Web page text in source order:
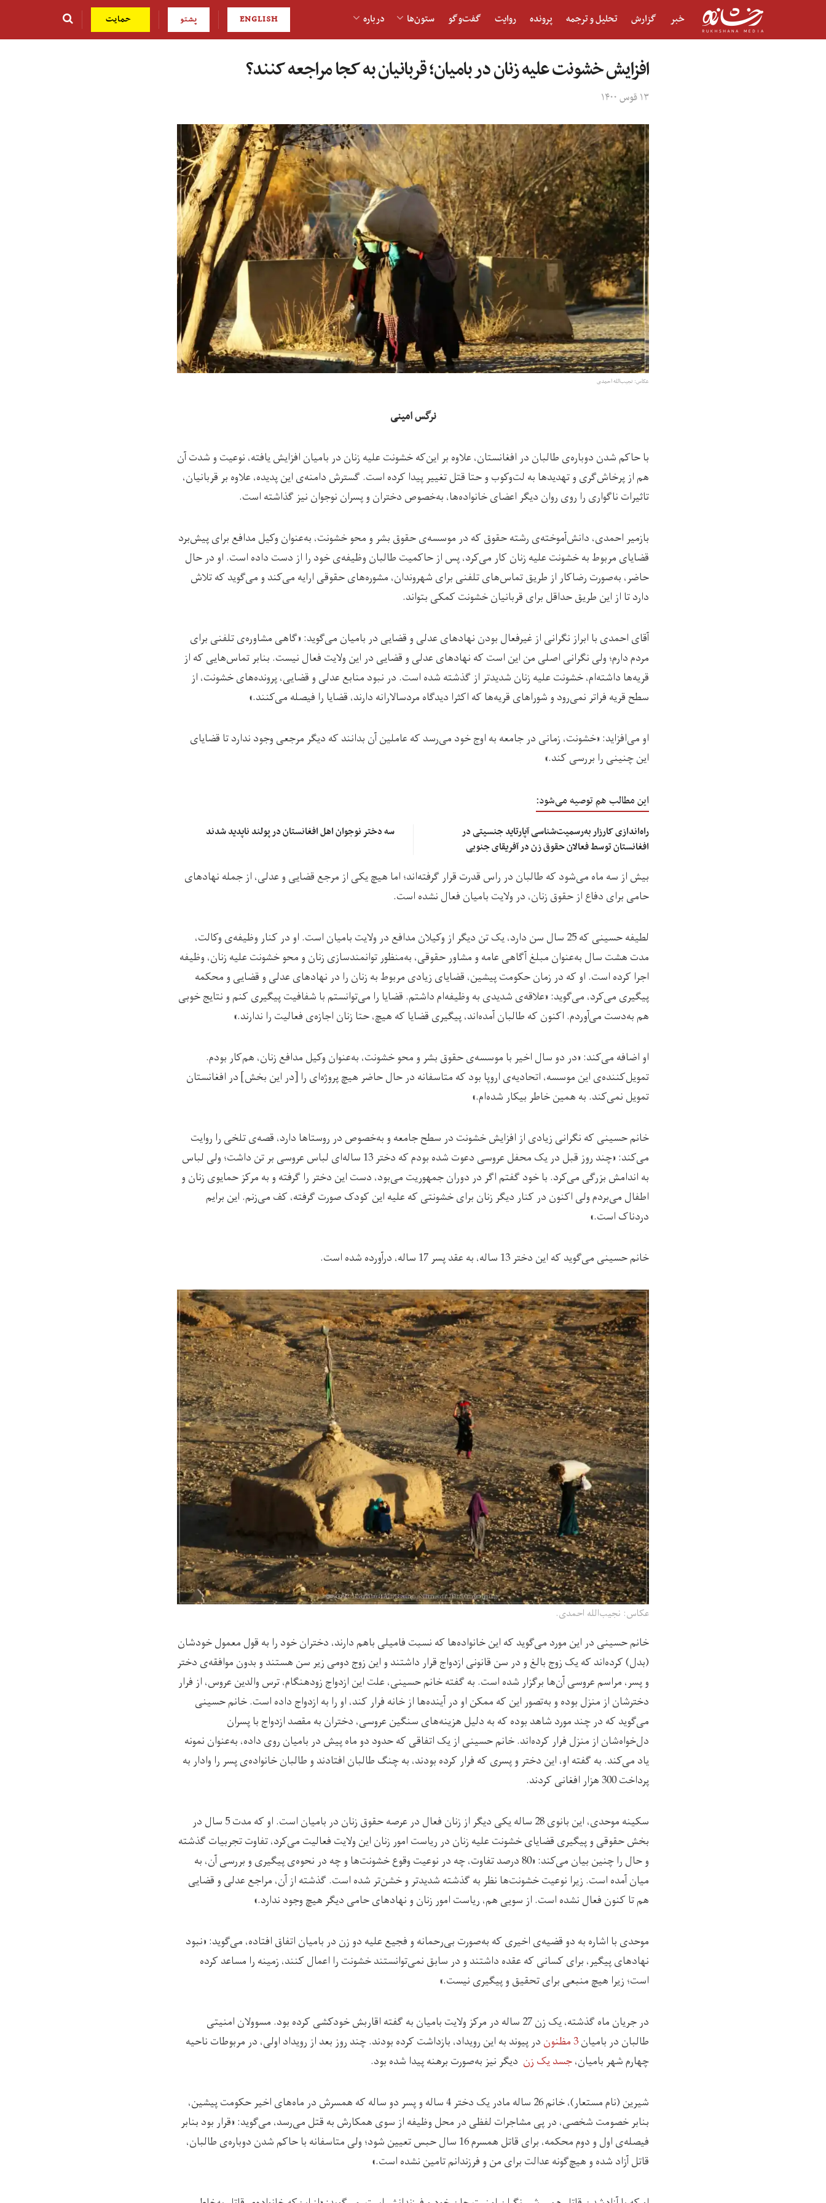
خبر گزارش تحلیل و ترجمه پرونده روایت گفت‌و‎گو ستون‌ها درباره ENGLISH پشتو حمایت
افزایش خشونت علیه زنان در بامیان؛ قربانیان به کجا مراجعه کنند؟
۱۳ قوس ۱۴۰۰
عکاس: نجیب‌الله احمدی
نرگس امینی
با حاکم شدن دوباره‌ی طالبان در افغانستان، علاوه بر این‌که خشونت علیه زنان در بامیان افزایش یافته، نوعیت و شدت آن
هم از پرخاش‌گری و تهدیدها به لت‌وکوب و حتا قتل تغییر پیدا کرده است. گسترش دامنه‌ی این پدیده، علاوه بر قربانیان،
تاثیرات ناگواری را روی روان دیگر اعضای خانواده‌ها، به‌خصوص دختران و پسران نوجوان نیز گذاشته است.
بازمیر احمدی، دانش‌آموخته‌ی رشته حقوق که در موسسه‌ی حقوق بشر و محو خشونت، به‌عنوان وکیل مدافع برای پیش‌برد
قضایای مربوط به خشونت علیه زنان کار می‌کرد، پس از حاکمیت طالبان وظیفه‌ی خود را از دست داده است. او در حال
حاضر، به‌صورت رضاکار از طریق تماس‌های تلفنی برای شهروندان، مشوره‌های حقوقی ارایه می‌کند و می‌گوید که تلاش
دارد تا از این طریق حداقل برای قربانیان خشونت کمکی بتواند.
آقای احمدی با ابراز نگرانی از غیرفعال بودن نهادهای عدلی و قضایی در بامیان می‌گوید: «گاهی مشاوره‌ی تلفنی برای
مردم دارم؛ ولی نگرانی اصلی من این است که نهادهای عدلی و قضایی در این ولایت فعال نیست. بنابر تماس‌هایی که از
قریه‌ها داشته‌ام، خشونت علیه زنان شدیدتر از گذشته شده است. در نبود منابع عدلی و قضایی، پرونده‌های خشونت، از
سطح قریه فراتر نمی‌رود و شوراهای قریه‌ها که اکثرا دیدگاه مردسالارانه دارند، قضایا را فیصله می‌کنند.»
او می‌افزاید: «خشونت، زمانی در جامعه به اوج خود می‌رسد که عاملین آن بدانند که دیگر مرجعی وجود ندارد تا قضایای
این چنینی را بررسی کند.»
این مطالب هم توصیه می‌شود:
راه‌اندازی کارزار به‌رسمیت‌شناسی آپارتاید جنسیتی در
افغانستان توسط فعالان حقوق زن در آفریقای جنوبی
سه دختر نوجوان اهل افغانستان در پولند ناپدید شدند
بیش از سه ماه می‌شود که طالبان در راس قدرت قرار گرفته‌اند؛ اما هیچ یکی از مرجع قضایی و عدلی، از جمله نهادهای
حامی برای دفاع از حقوق زنان، در ولایت بامیان فعال نشده است.
لطیفه حسینی که 25 سال سن دارد، یک تن دیگر از وکیلان مدافع در ولایت بامیان است. او در کنار وظیفه‌ی وکالت،
مدت هشت سال به‌عنوان مبلغ آگاهی عامه و مشاور حقوقی، به‌منظور توانمندسازی زنان و محو خشونت علیه زنان، وظیفه
اجرا کرده است. او که در زمان حکومت پیشین، قضایای زیادی مربوط به زنان را در نهادهای عدلی و قضایی و محکمه
پیگیری می‌کرد، می‌گوید: «علاقه‌ی شدیدی به وظیفه‌ام داشتم. قضایا را می‌توانستم با شفافیت پیگیری کنم و نتایج خوبی
هم به‌دست می‌آوردم. اکنون که طالبان آمده‌اند، پیگیری قضایا که هیچ، حتا زنان اجازه‌ی فعالیت را ندارند.»
او اضافه می‌کند: «در دو سال اخیر با موسسه‌ی حقوق بشر و محو خشونت، به‌عنوان وکیل مدافع زنان، هم‌کار بودم.
تمویل‌کننده‌ی این موسسه، اتحادیه‌ی اروپا بود که متاسفانه در حال حاضر هیچ پروژه‌ای را [در این بخش] در افغانستان
تمویل نمی‌کند. به همین خاطر بیکار شده‌ام.»
خانم حسینی که نگرانی زیادی از افزایش خشونت در سطح جامعه و به‌خصوص در روستاها دارد، قصه‌ی تلخی را روایت
می‌کند: «چند روز قبل در یک محفل عروسی دعوت شده بودم که دختر 13 ساله‌ای لباس عروسی بر تن داشت؛ ولی لباس
به اندامش بزرگی می‌کرد. با خود گفتم اگر در دوران جمهوریت می‌بود، دست این دختر را گرفته و به مرکز حمایوی زنان و
اطفال می‌بردم ولی اکنون در کنار دیگر زنان برای خشونتی که علیه این کودک صورت گرفته، کف می‌زنم. این برایم
دردناک است.»
خانم حسینی می‌گوید که این دختر 13 ساله، به عقد پسر 17 ساله، درآورده شده است.
عکاس: نجیب‌الله احمدی.
خانم حسینی در این مورد می‌گوید که این خانواده‌ها که نسبت فامیلی باهم دارند، دختران خود را به قول معمول خودشان
(بدل) کرده‌اند که یک زوج بالغ و در سن قانونی ازدواج قرار داشتند و این زوج دومی زیر سن هستند و بدون موافقه‌ی دختر
و پسر، مراسم عروسی آن‌ها برگزار شده است. به گفته خانم حسینی، علت این ازدواج زودهنگام، ترس والدین عروس، از فرار
دخترشان از منزل بوده و به‌تصور این که ممکن او در آینده‌ها از خانه فرار کند، او را به ازدواج داده است. خانم حسینی
می‌گوید که در چند مورد شاهد بوده که به دلیل هزینه‌های سنگین عروسی، دختران به مقصد ازدواج با پسران
دل‌خواه‌شان از منزل فرار کرده‌اند. خانم حسینی از یک اتفاقی که حدود دو ماه پیش در بامیان روی داده، به‌عنوان نمونه
یاد می‌کند. به گفته او، این دختر و پسری که فرار کرده بودند، به چنگ طالبان افتادند و طالبان خانواده‌ی پسر را وادار به
پرداخت 300 هزار افغانی کردند.
سکینه موحدی، این بانوی 28 ساله یکی دیگر از زنان فعال در عرصه حقوق زنان در بامیان است. او که مدت 5 سال در
بخش حقوقی و پیگیری قضایای خشونت علیه زنان در ریاست امور زنان این ولایت فعالیت می‌کرد، تفاوت تجربیات گذشته
و حال را چنین بیان می‌کند: «80 درصد تفاوت، چه در نوعیت وقوع خشونت‌ها و چه در نحوه‌ی پیگیری و بررسی آن، به
میان آمده است. زیرا نوعیت خشونت‌ها نظر به گذشته شدیدتر و خشن‌تر شده است. گذشته از آن، مراجع عدلی و قضایی
هم تا کنون فعال نشده است. از سویی هم، ریاست امور زنان و نهادهای حامی دیگر هیچ وجود ندارد.»
موحدی با اشاره به دو قضیه‌ی اخیری که به‌صورت بی‌رحمانه و فجیع علیه دو زن در بامیان اتفاق افتاده، می‌گوید: «نبود
نهادهای پیگیر، برای کسانی که عقده داشتند و در سابق نمی‌توانستند خشونت را اعمال کنند، زمینه را مساعد کرده
است؛ زیرا هیچ منبعی برای تحقیق و پیگیری نیست.»
در جریان ماه گذشته، یک زن 27 ساله در مرکز ولایت بامیان به گفته اقاربش خودکشی کرده بود. مسوولان امنیتی
طالبان در بامیان3 مظنون
در پیوند به این رویداد، بازداشت کرده بودند. چند روز بعد از رویداد اولی، در مربوطات ناحیه
چهارم شهر بامیان،جسد یک زن دیگر نیز به‌صورت برهنه پیدا شده بود.
شیرین (نام مستعار)، خانم 26 ساله مادر یک دختر 4 ساله و پسر دو ساله که همسرش در ماه‌های اخیر حکومت پیشین،
بنابر خصومت شخصی، در پی مشاجرات لفظی در محل وظیفه از سوی همکارش به قتل می‌رسد، می‌گوید: «قرار بود بنابر
فیصله‌ی اول و دوم محکمه، برای قاتل همسرم 16 سال حبس تعیین شود؛ ولی متاسفانه با حاکم شدن دوباره‌ی طالبان،
قاتل آزاد شده و هیچ‌گونه عدالت برای من و فرزندانم تامین نشده است.»